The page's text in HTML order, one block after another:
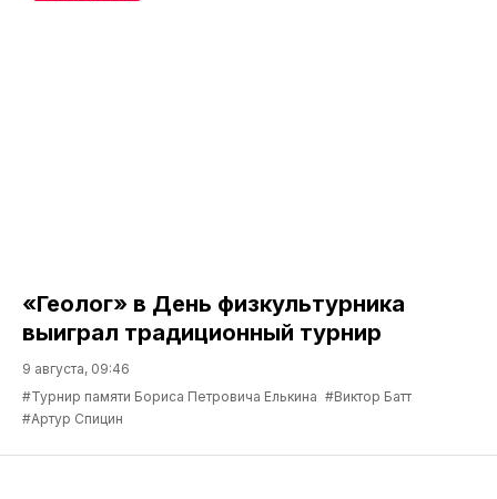
«Геолог» в День физкультурника
выиграл традиционный турнир
9 августа, 09:46
#Турнир памяти Бориса Петровича Елькина #Виктор Батт
#Артур Спицин